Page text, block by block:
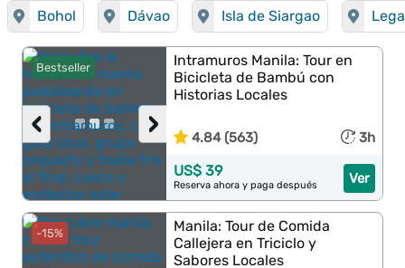
Bohol Dávao Isla de Siargao
Bestseller
›
‹
Intramuros Manila: Tour en
Bicicleta de Bambú con
Historias Locales
4.84 (563) 3h
Ver
US$ 39
Reserva ahora y paga después
-15%
Manila: Tour de Comida
Callejera en Triciclo y
Sabores Locales